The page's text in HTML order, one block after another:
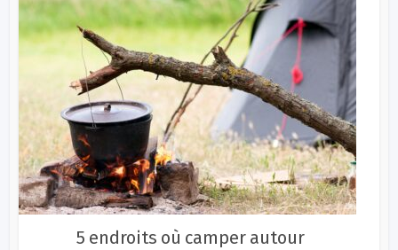
5 endroits où camper autour